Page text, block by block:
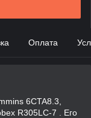
Оплата
6CTA8.3,
R305LC-7 . Его